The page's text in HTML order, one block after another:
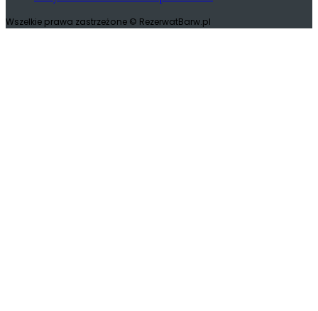
Wszelkie prawa zastrzeżone © RezerwatBarw.pl